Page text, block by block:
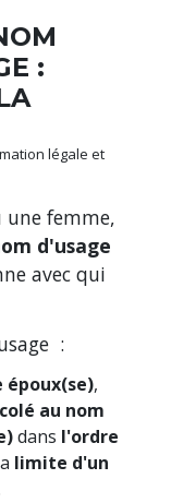
:
légale et
une femme,
d'usage
avec qui
:
époux(se),
au nom
dans l'ordre
limite d'un